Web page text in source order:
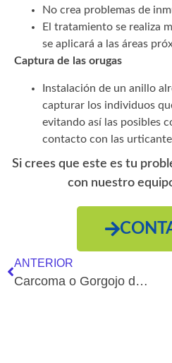
No crea problemas de
El tratamiento se realiza
se aplicará a las áreas
Captura de las orugas
Instalación de un anillo
capturar los individuos
evitando así las posibles
contacto con las
Si crees que este es tu
con nuestro
ANTERIOR
Carcoma o Gorgojo del tabaco